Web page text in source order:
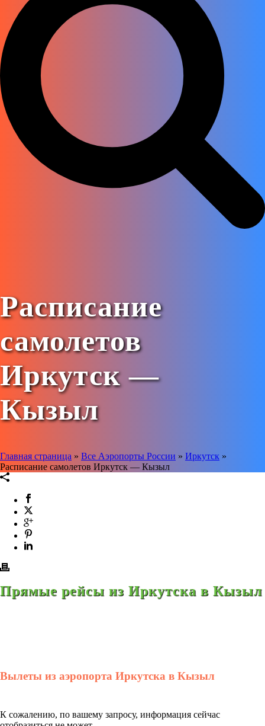
Расписание
самолетов
Иркутск —
Кызыл
Главная страница » Все Аэропорты России » Иркутск »
Расписание самолетов Иркутск — Кызыл
Прямые рейсы из Иркутска в Кызыл
Вылеты из аэропорта Иркутска в Кызыл
К сожалению, по вашему запросу, информация сейчас